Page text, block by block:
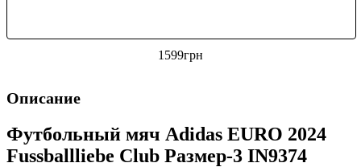
1599грн
Описание
Футбольный мяч Adidas EURO 2024
Fussballliebe Club Размер-3 IN9374